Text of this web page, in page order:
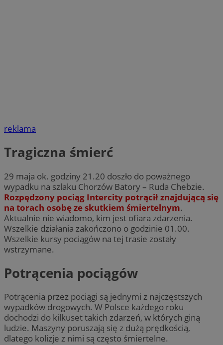
reklama
Tragiczna śmierć
29 maja ok. godziny 21.20 doszło do poważnego
wypadku na szlaku Chorzów Batory – Ruda Chebzie.
Rozpędzony pociąg Intercity potrącił znajdującą się
na torach osobę ze skutkiem śmiertelnym.
Aktualnie nie wiadomo, kim jest ofiara zdarzenia.
Wszelkie działania zakończono o godzinie 01.00.
Wszelkie kursy pociągów na tej trasie zostały
wstrzymane.
Potrącenia pociągów
Potrącenia przez pociągi są jednymi z najczęstszych
wypadków drogowych. W Polsce każdego roku
dochodzi do kilkuset takich zdarzeń, w których giną
ludzie. Maszyny poruszają się z dużą prędkością,
dlatego kolizje z nimi są często śmiertelne.